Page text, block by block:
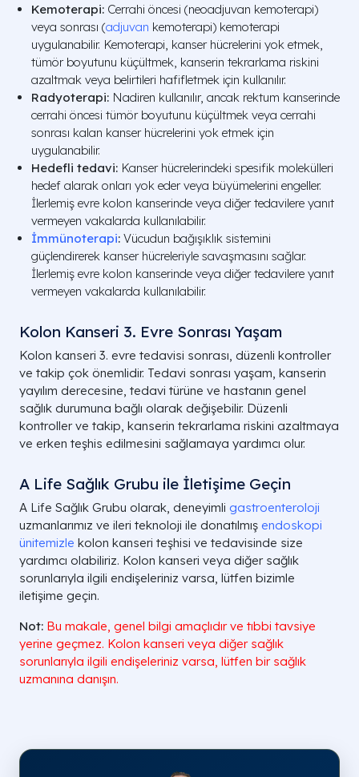
Kemoterapi: Cerrahi öncesi (neoadjuvan kemoterapi)
veya sonrası (adjuvan kemoterapi) kemoterapi
uygulanabilir. Kemoterapi, kanser hücrelerini yok etmek,
tümör boyutunu küçültmek, kanserin tekrarlama riskini
azaltmak veya belirtileri hafifletmek için kullanılır.
Radyoterapi: Nadiren kullanılır, ancak rektum kanserinde
cerrahi öncesi tümör boyutunu küçültmek veya cerrahi
sonrası kalan kanser hücrelerini yok etmek için
uygulanabilir.
Hedefli tedavi: Kanser hücrelerindeki spesifik molekülleri
hedef alarak onları yok eder veya büyümelerini engeller.
İlerlemiş evre kolon kanserinde veya diğer tedavilere yanıt
vermeyen vakalarda kullanılabilir.
İmmünoterapi: Vücudun bağışıklık sistemini
güçlendirerek kanser hücreleriyle savaşmasını sağlar.
İlerlemiş evre kolon kanserinde veya diğer tedavilere yanıt
vermeyen vakalarda kullanılabilir.
Kolon Kanseri 3. Evre Sonrası Yaşam
Kolon kanseri 3. evre tedavisi sonrası, düzenli kontroller
ve takip çok önemlidir. Tedavi sonrası yaşam, kanserin
yayılım derecesine, tedavi türüne ve hastanın genel
sağlık durumuna bağlı olarak değişebilir. Düzenli
kontroller ve takip, kanserin tekrarlama riskini azaltmaya
ve erken teşhis edilmesini sağlamaya yardımcı olur.
A Life Sağlık Grubu ile İletişime Geçin
A Life Sağlık Grubu olarak, deneyimli gastroenteroloji
uzmanlarımız ve ileri teknoloji ile donatılmış endoskopi
ünitemizle kolon kanseri teşhisi ve tedavisinde size
yardımcı olabiliriz. Kolon kanseri veya diğer sağlık
sorunlarıyla ilgili endişeleriniz varsa, lütfen bizimle
iletişime geçin.
Not: Bu makale, genel bilgi amaçlıdır ve tıbbi tavsiye
yerine geçmez. Kolon kanseri veya diğer sağlık
sorunlarıyla ilgili endişeleriniz varsa, lütfen bir sağlık
uzmanına danışın.